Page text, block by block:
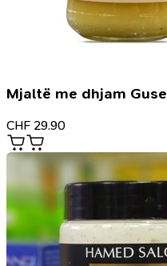
Mjaltë me dhjam Guse
CHF 29.90